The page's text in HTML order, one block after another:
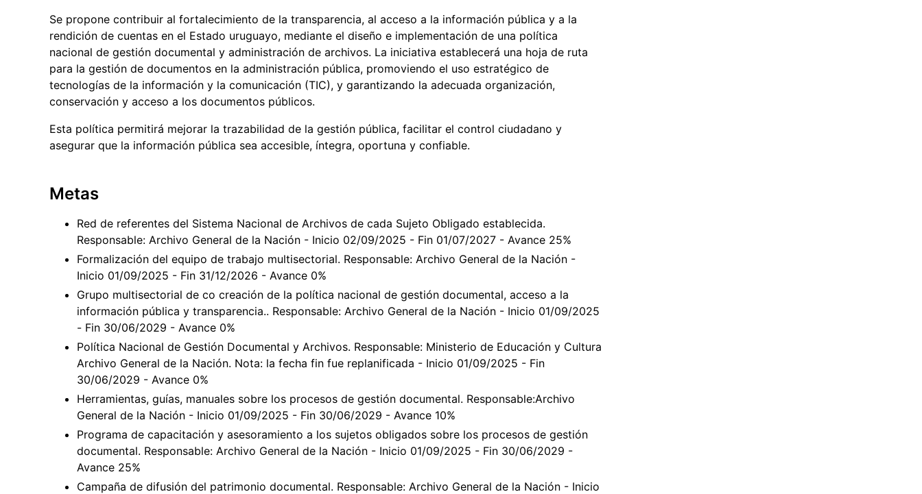
Se propone contribuir al fortalecimiento de la transparencia, al acceso a la información pública y a la
rendición de cuentas en el Estado uruguayo, mediante el diseño e implementación de una política
nacional de gestión documental y administración de archivos. La iniciativa establecerá una hoja de ruta
para la gestión de documentos en la administración pública, promoviendo el uso estratégico de
tecnologías de la información y la comunicación (TIC), y garantizando la adecuada organización,
conservación y acceso a los documentos públicos.
Esta política permitirá mejorar la trazabilidad de la gestión pública, facilitar el control ciudadano y
asegurar que la información pública sea accesible, íntegra, oportuna y confiable.
Metas
Red de referentes del Sistema Nacional de Archivos de cada Sujeto Obligado establecida.
Responsable: Archivo General de la Nación - Inicio 02/09/2025 - Fin 01/07/2027 - Avance 25%
Formalización del equipo de trabajo multisectorial. Responsable: Archivo General de la Nación -
Inicio 01/09/2025 - Fin 31/12/2026 - Avance 0%
Grupo multisectorial de co creación de la política nacional de gestión documental, acceso a la
información pública y transparencia.. Responsable: Archivo General de la Nación - Inicio 01/09/2025
- Fin 30/06/2029 - Avance 0%
Política Nacional de Gestión Documental y Archivos. Responsable: Ministerio de Educación y Cultura
Archivo General de la Nación. Nota: la fecha fin fue replanificada - Inicio 01/09/2025 - Fin
30/06/2029 - Avance 0%
Herramientas, guías, manuales sobre los procesos de gestión documental. Responsable:Archivo
General de la Nación - Inicio 01/09/2025 - Fin 30/06/2029 - Avance 10%
Programa de capacitación y asesoramiento a los sujetos obligados sobre los procesos de gestión
documental. Responsable: Archivo General de la Nación - Inicio 01/09/2025 - Fin 30/06/2029 -
Avance 25%
Campaña de difusión del patrimonio documental. Responsable: Archivo General de la Nación - Inicio